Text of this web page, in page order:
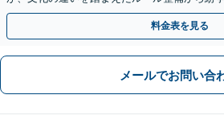
ト【メール相談・web面談可能】
料金表を見る
メールでお問い合